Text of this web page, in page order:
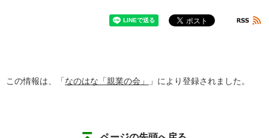
この情報は、「なのはな「親業の会」 」により登録されました。